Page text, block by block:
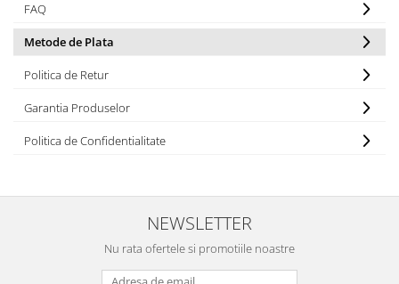
FAQ
Metode de Plata
Politica de Retur
Garantia Produselor
Politica de Confidentialitate
NEWSLETTER
Nu rata ofertele si promotiile noastre